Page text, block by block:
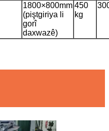
1800×800mm
(piştgiriya li
gorî
daxwazê)
450
kg